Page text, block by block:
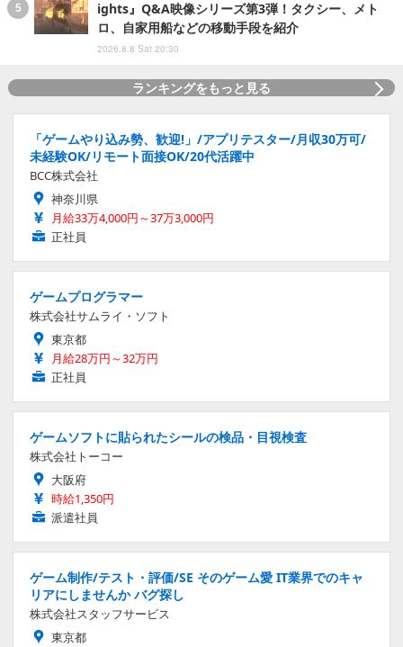
ights』Q&A映像シリーズ第3弾！タクシー、メト
ロ、自家用船などの移動手段を紹介
2026.8.8 Sat 20:30
ランキングをもっと見る
「ゲームやり込み勢、歓迎!」/アプリテスター/月収30万可/
未経験OK/リモート面接OK/20代活躍中
BCC株式会社
神奈川県
月給33万4,000円～37万3,000円
正社員
ゲームプログラマー
株式会社サムライ・ソフト
東京都
月給28万円～32万円
正社員
ゲームソフトに貼られたシールの検品・目視検査
株式会社トーコー
大阪府
時給1,350円
派遣社員
ゲーム制作/テスト・評価/SE そのゲーム愛 IT業界でのキャ
リアにしませんか バグ探し
株式会社スタッフサービス
東京都